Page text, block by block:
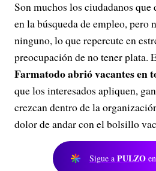
Son muchos los ciudadanos que
en la búsqueda de empleo, pero
ninguno, lo que repercute en
preocupación de no tener plata.
Farmatodo abrió vacantes en
que los interesados apliquen,
crezcan dentro de la
dolor de andar con el bolsillo
Sigue a PULZO en